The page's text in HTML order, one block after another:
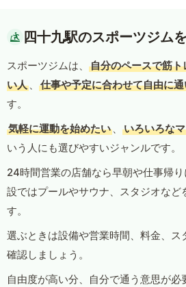
四十九駅のスポーツジム
スポーツジムは、
自分のペースで筋
い人 、 仕事や予定に合わせて自由に
す。
気軽に運動を始めたい 、 いろいろな
いう人にも選びやすいジャンルです。
24時間営業の店舗なら早朝や仕事帰
設ではプールやサウナ、スタジオなど
す。
選ぶときは設備や営業時間、料金、ス
確認しましょう。
自由度が高い分、自分で通う意思が